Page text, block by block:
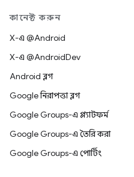
কানেক্ট করুন
X-এ @Android
X-এ @AndroidDev
Android ব্লগ
Google নিরাপত্তা ব্লগ
Google Groups-এ প্ল্যাটফর্ম
Google Groups-এ তৈরি করা
Google Groups-এ পোর্টিং